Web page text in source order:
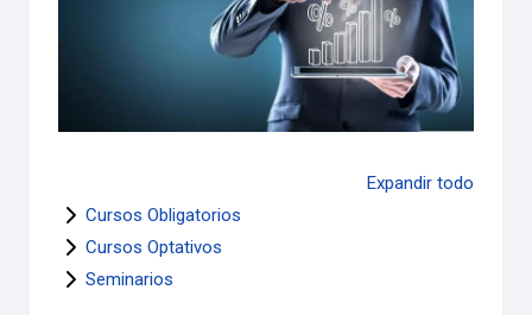
Expandir todo
Cursos Obligatorios
Cursos Optativos
Seminarios